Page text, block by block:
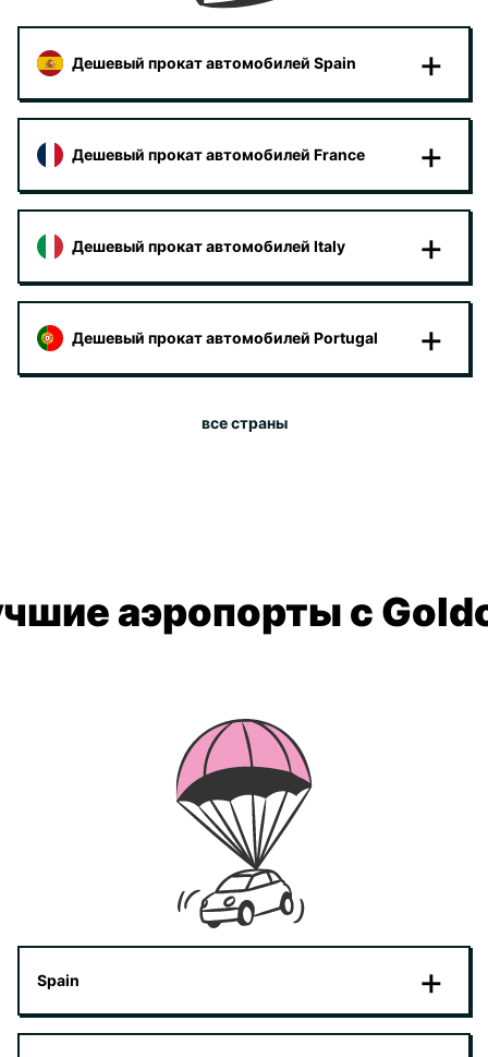
Дешевый прокат автомобилей Spain
Дешевый прокат автомобилей France
Дешевый прокат автомобилей Italy
Дешевый прокат автомобилей Portugal
все страны
аэропорты с
Spain